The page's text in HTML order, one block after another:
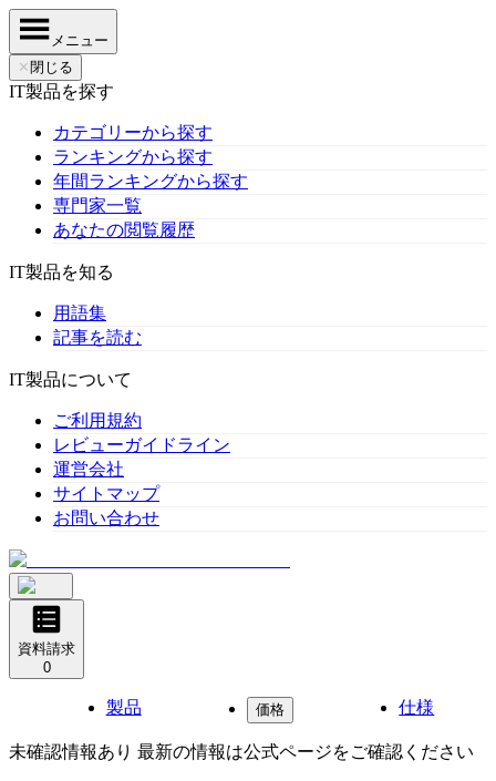
メニュー
✕ 閉じる
IT製品を探す
カテゴリーから探す
ランキングから探す
年間ランキングから探す
専門家一覧
あなたの閲覧履歴
IT製品を知る
用語集
記事を読む
IT製品について
ご利用規約
レビューガイドライン
運営会社
サイトマップ
お問い合わせ
資料請求
0
製品 価格 仕様
未確認情報あり 最新の情報は公式ページをご確認ください